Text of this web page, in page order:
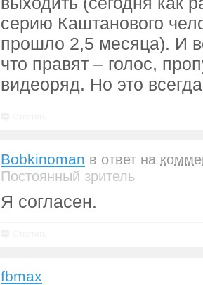
серию Каштанового
прошло 2,5 месяца). И
что правят – голос,
видеоряд. Но это
Bobkinoman в ответ на
Постоянный зритель
Я согласен.
fbmax